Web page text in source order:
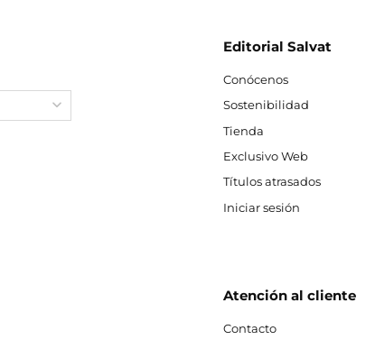
Editorial Salvat
Conócenos
Sostenibilidad
Tienda
Exclusivo Web
Títulos atrasados
Iniciar sesión
Atención al cliente
Contacto